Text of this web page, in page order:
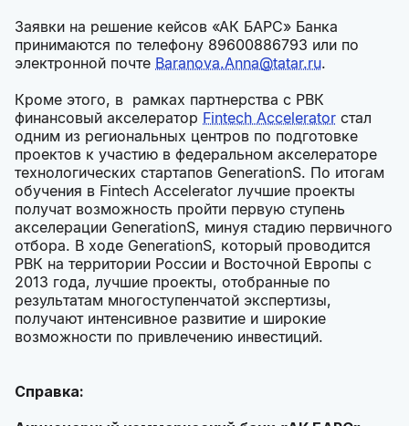
Заявки на решение кейсов «АК БАРС» Банка
принимаются по телефону 89600886793 или по
электронной почте Baranova.Anna@tatar.ru.
Кроме этого, в рамках партнерства с РВК
финансовый акселератор Fintech Accelerator стал
одним из региональных центров по подготовке
проектов к участию в федеральном акселераторе
технологических стартапов GenerationS. По итогам
обучения в Fintech Accelerator лучшие проекты
получат возможность пройти первую ступень
акселерации GenerationS, минуя стадию первичного
отбора. В ходе GenerationS, который проводится
РВК на территории России и Восточной Европы с
2013 года, лучшие проекты, отобранные по
результатам многоступенчатой экспертизы,
получают интенсивное развитие и широкие
возможности по привлечению инвестиций.
Справка: